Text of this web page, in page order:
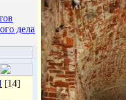
дела
[14]